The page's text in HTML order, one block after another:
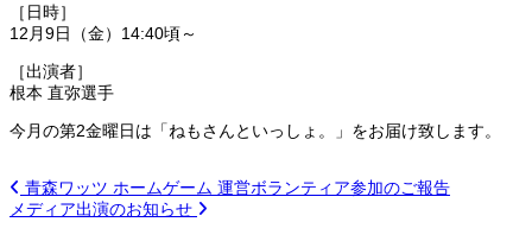
［日時］
12月9日（金） 14:40頃～
［出演者］
根本 直弥選手
今月の第2金曜日は「ねもさんといっしょ。」をお届け致します。
青森ワッツ ホームゲーム 運営ボランティア参加のご報告
メディア出演のお知らせ